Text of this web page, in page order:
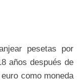
pesetas por
años después de
como moneda